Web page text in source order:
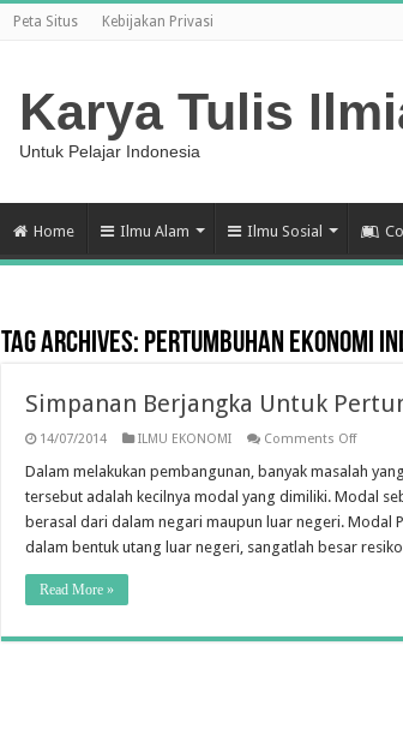
Peta Situs Kebijakan Privasi
Karya Tulis
Untuk Pelajar Indonesia
Home Ilmu Alam Ilmu Sosial
Tag Archives: Pertumbuhan Ekonomi
Simpanan Berjangka Untuk
14/07/2014 ILMU EKONOMI Comments Offon
Untuk
Dalam melakukan pembangunan, banyak masalah
tersebut adalah kecilnya modal yang dimiliki. Modal
berasal dari dalam negari maupun luar negeri. Modal
dalam bentuk utang luar negeri, sangatlah besar
Read More »